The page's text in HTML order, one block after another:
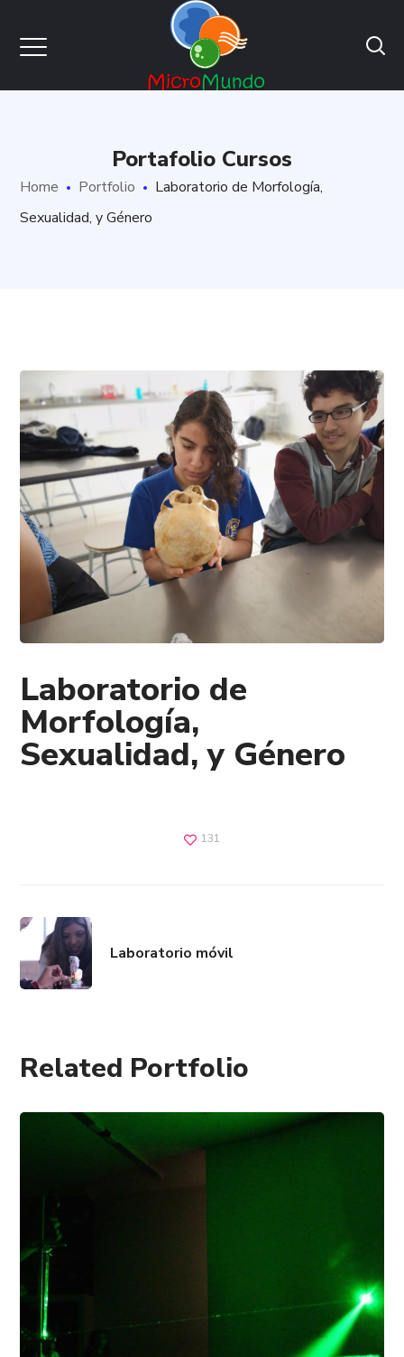
Portafolio Cursos
Home Portfolio
Laboratorio de Morfología,
Sexualidad, y Género
Laboratorio de
Morfología,
Sexualidad, y Género
131
Laboratorio móvil
Related Portfolio